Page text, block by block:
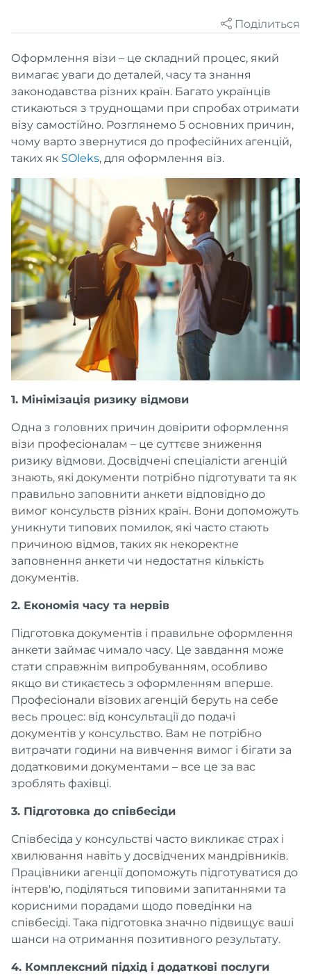
Поділиться
Оформлення візи – це складний процес, який
вимагає уваги до деталей, часу та знання
законодавства різних країн. Багато українців
стикаються з труднощами при спробах отримати
візу самостійно. Розглянемо 5 основних причин,
чому варто звернутися до професійних агенцій,
таких як SOleks, для оформлення віз.
1. Мінімізація ризику відмови
Одна з головних причин довірити оформлення
візи професіоналам – це суттєве зниження
ризику відмови. Досвідчені спеціалісти агенцій
знають, які документи потрібно підготувати та як
правильно заповнити анкети відповідно до
вимог консульств різних країн. Вони допоможуть
уникнути типових помилок, які часто стають
причиною відмов, таких як некоректне
заповнення анкети чи недостатня кількість
документів.
2. Економія часу та нервів
Підготовка документів і правильне оформлення
анкети займає чимало часу. Це завдання може
стати справжнім випробуванням, особливо
якщо ви стикаєтесь з оформленням вперше.
Професіонали візових агенцій беруть на себе
весь процес: від консультації до подачі
документів у консульство. Вам не потрібно
витрачати години на вивчення вимог і бігати за
додатковими документами – все це за вас
зроблять фахівці.
3. Підготовка до співбесіди
Співбесіда у консульстві часто викликає страх і
хвилювання навіть у досвідчених мандрівників.
Працівники агенції допоможуть підготуватися до
інтерв'ю, поділяться типовими запитаннями та
корисними порадами щодо поведінки на
співбесіді. Така підготовка значно підвищує ваші
шанси на отримання позитивного результату.
4. Комплексний підхід і додаткові послуги